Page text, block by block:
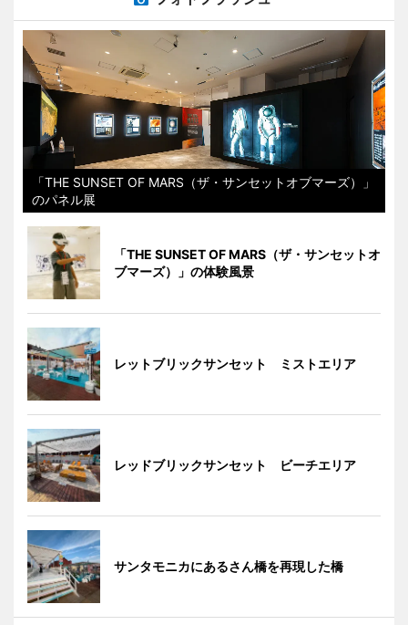
「THE SUNSET OF MARS（ザ・サンセットオブマーズ）」
のパネル展
「THE SUNSET OF MARS（ザ・サンセットオ
ブマーズ）」の体験風景
レットブリックサンセット ミストエリア
レッドブリックサンセット ビーチエリア
サンタモニカにあるさん橋を再現した橋